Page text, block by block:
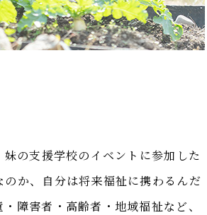
の支援学校のイベントに参加した
か、自分は将来福祉に携わるんだ
障害者・高齢者・地域福祉など、